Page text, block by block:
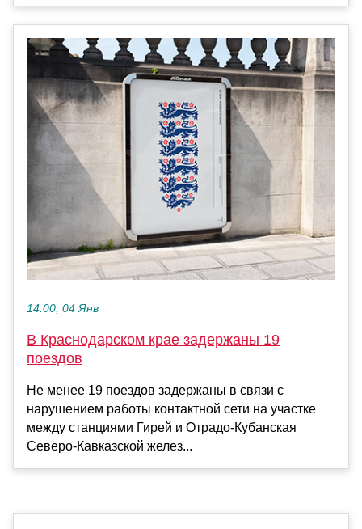
14:00, 04 Янв
В Краснодарском крае задержаны 19
поездов
Не менее 19 поездов задержаны в связи с
нарушением работы контактной сети на участке
между станциями Гирей и Отрадо-Кубанская
Северо-Кавказской желез...